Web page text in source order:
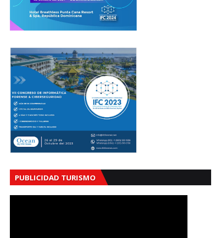
PUBLICIDAD TURISMO